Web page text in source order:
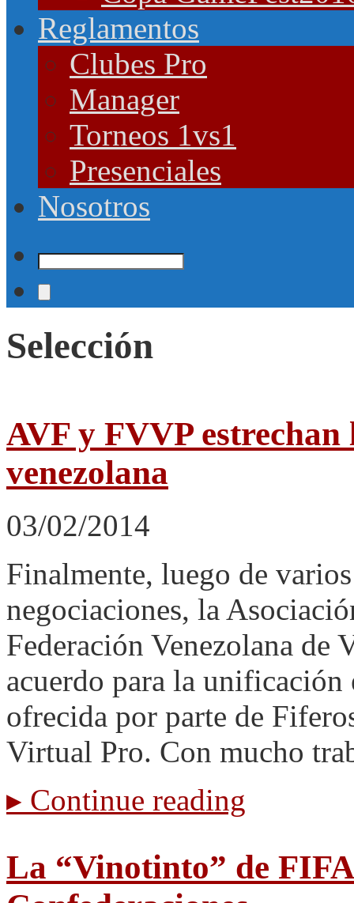
Reglamentos
Clubes Pro
Manager
Torneos 1vs1
Presenciales
Nosotros
Selección
AVF y FVVP
venezolana
03/02/2014
Finalmente, luego de
negociaciones, la
Federación Venezolana
acuerdo para la
ofrecida por parte de
Virtual Pro. Con mucho
▸ Continue reading
La “Vinotinto” de